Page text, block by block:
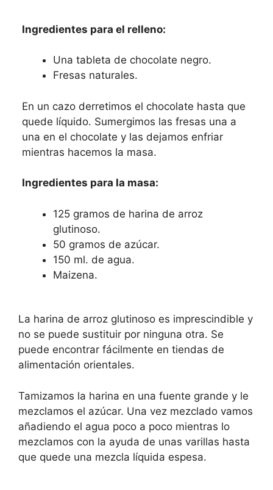
Ingredientes para el relleno:
Una tableta de chocolate negro.
Fresas naturales.
En un cazo derretimos el chocolate hasta que
quede líquido. Sumergimos las fresas una a
una en el chocolate y las dejamos enfriar
mientras hacemos la masa.
Ingredientes para la masa:
125 gramos de harina de arroz
glutinoso.
50 gramos de azúcar.
150 ml. de agua.
Maizena.
La harina de arroz glutinoso es imprescindible y
no se puede sustituir por ninguna otra. Se
puede encontrar fácilmente en tiendas de
alimentación orientales.
Tamizamos la harina en una fuente grande y le
mezclamos el azúcar. Una vez mezclado vamos
añadiendo el agua poco a poco mientras lo
mezclamos con la ayuda de unas varillas hasta
que quede una mezcla líquida espesa.